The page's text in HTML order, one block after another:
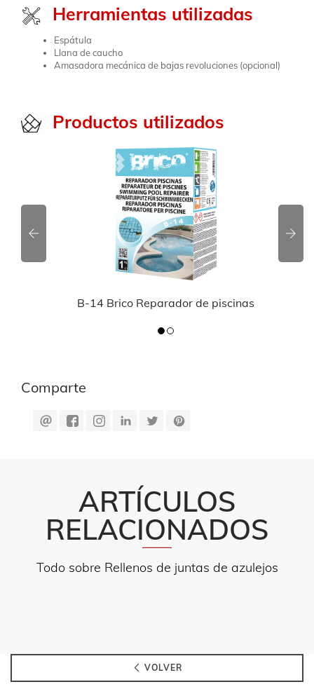
Herramientas utilizadas
Espátula
Llana de caucho
Amasadora mecánica de bajas revoluciones (opcional)
Productos utilizados
B-14 Brico Reparador de piscinas
Comparte
ARTÍCULOS
RELACIONADOS
Todo sobre Rellenos de juntas de azulejos
VOLVER